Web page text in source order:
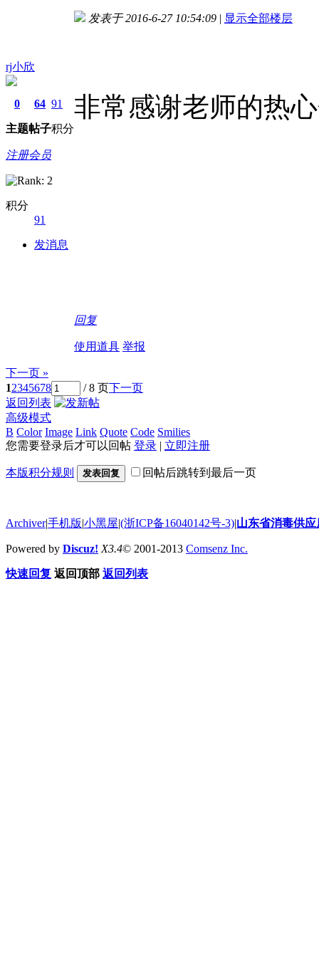
rj小欣
0
主题
64
帖子
91
积分
注册会员
积分
91
发消息
发表于 2016-6-27 10:54:09 | 显示全部楼层
非常感谢老师的热
回复
使用道具 举报
下一页 »
12345678 / 8 页下一页
返回列表
高级模式
B Color Image Link Quote Code Smilies
您需要登录后才可以回帖 登录 | 立即注册
本版积分规则 发表回复 回帖后跳转到最后一页
Archiver|手机版|小黑屋|(浙ICP备16040142号-3)|山东省消毒供
Powered by Discuz! X3.4© 2001-2013 Comsenz Inc.
快速回复 返回顶部 返回列表